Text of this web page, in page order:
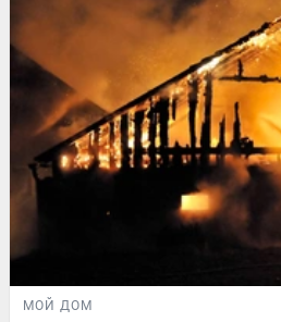
МОЙ ДОМ